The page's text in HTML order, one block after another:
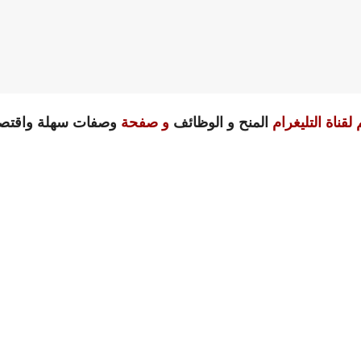
لقناة التليغرام المنح و الوظائف و صفحة وصفات سهلة